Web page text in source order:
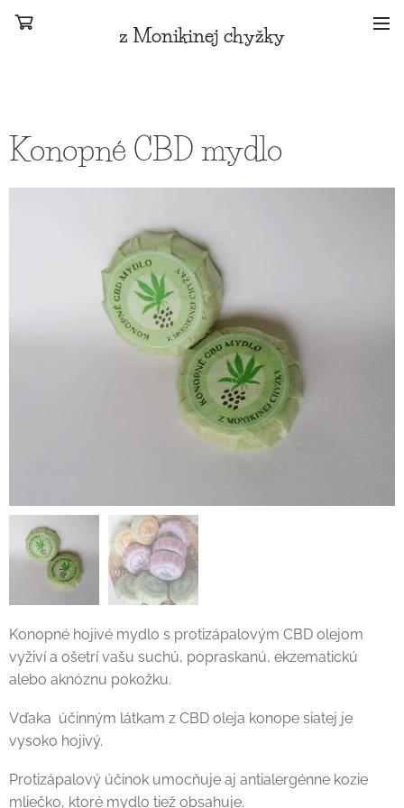
z Monikinej chyžky
Konopné CBD mydlo
Konopné hojivé mydlo s protizápalovým CBD olejom
vyživí a ošetrí vašu suchú, popraskanú, ekzematickú
alebo aknóznu pokožku.
Vďaka účinným látkam z CBD oleja konope siatej je
vysoko hojivý.
Protizápalový účinok umocňuje aj antialergénne kozie
mliečko, ktoré mydlo tiež obsahuje.